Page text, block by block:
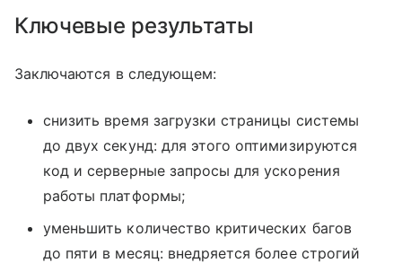
Ключевые результаты
Заключаются в следующем:
снизить время загрузки страницы системы
до двух секунд: для этого оптимизируются
код и серверные запросы для ускорения
работы платформы;
уменьшить количество критических багов
до пяти в месяц: внедряется более строгий